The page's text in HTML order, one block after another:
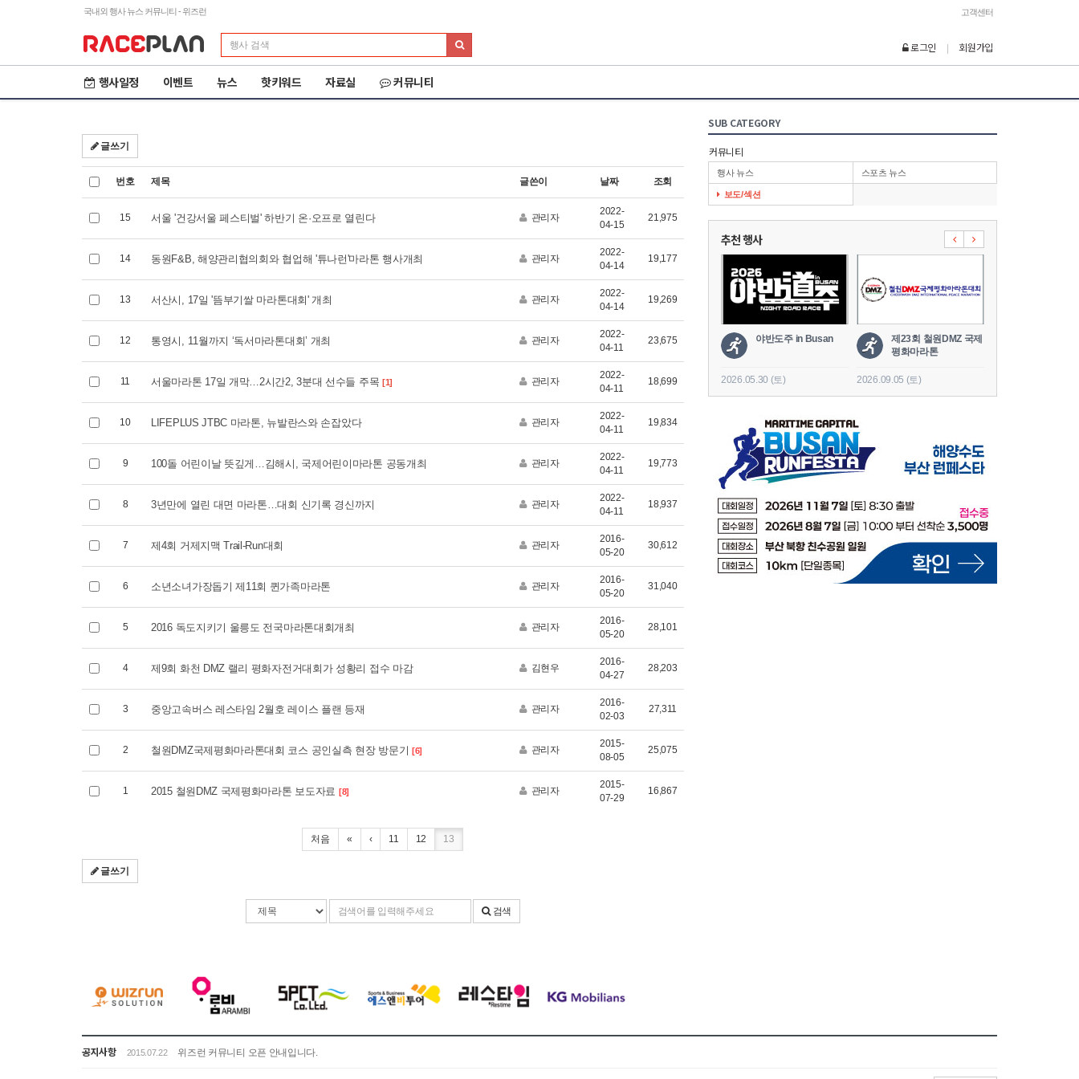
국내외 행사 뉴스 커뮤니티 - 위즈런 고객센터
로그인 회원가입
행사일정 이벤트 뉴스 핫키워드 자료실 커뮤니티
글쓰기
번호 제목 글쓴이 날짜 조회
15 서울 '건강서울 페스티벌' 하반기 온·오프로 열린다 관리자
2022-
04-15
21,975
14 동원F&B, 해양관리협의회와 협업해 '튜나런'마라톤 행사개최 관리자
2022-
04-14
19,177
13 서산시, 17일 '뜸부기쌀 마라톤대회' 개최 관리자
2022-
04-14
19,269
12 통영시, 11월까지 ‘독서마라톤대회’ 개최 관리자
2022-
04-11
23,675
11 서울마라톤 17일 개막…2시간2, 3분대 선수들 주목 [1] 관리자
2022-
04-11
18,699
10 LIFEPLUS JTBC 마라톤, 뉴발란스와 손잡았다 관리자
2022-
04-11
19,834
9 100돌 어린이날 뜻깊게…김해시, 국제어린이마라톤 공동개최 관리자
2022-
04-11
19,773
8 3년만에 열린 대면 마라톤…대회 신기록 경신까지 관리자
2022-
04-11
18,937
7 제4회 거제지맥 Trail-Run대회 관리자
2016-
05-20
30,612
6 소년소녀가장돕기 제11회 퀸가족마라톤 관리자
2016-
05-20
31,040
5 2016 독도지키기 울릉도 전국마라톤대회개최 관리자
2016-
05-20
28,101
4 제9회 화천 DMZ 랠리 평화자전거대회가 성황리 접수 마감 김현우
2016-
04-27
28,203
3 중앙고속버스 레스타임 2월호 레이스 플랜 등재 관리자
2016-
02-03
27,311
2 철원DMZ국제평화마라톤대회 코스 공인실측 현장 방문기[6] 관리자
2015-
08-05
25,075
1 2015 철원DMZ 국제평화마라톤 보도자료 [8] 관리자
2015-
07-29
16,867
처음 « ‹ 11 12 13
글쓰기
색
색
검색
SUB CATEGORY
커뮤니티
행사 뉴스 스포츠 뉴스
보도/섹션
추천 행사
제23회 철원DMZ 국제
2026.09.05 (토) 2026.06.20 (토)
2026 화천DMZ랠리 2026 양양 YRUN
2026.09.12 (토)
야반도주 in Busan
2026.05.30 (토)
제23회 철원DMZ 국제
평화마라톤
2026.09.05 (토)
공지사항 2015.07.22 위즈런 커뮤니티 오픈 안내입니다.